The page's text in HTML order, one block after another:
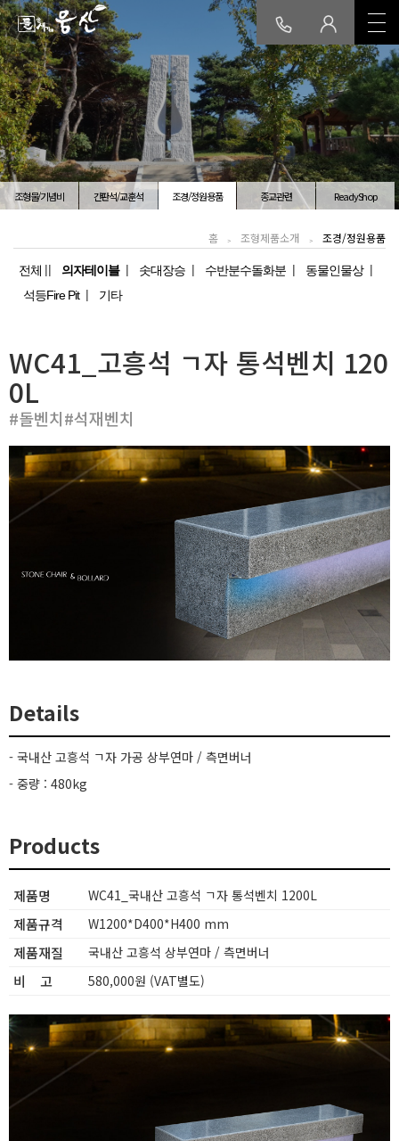
회사소개
인사말 연혁/인증 품질 오시는길
보령공장소개
생산설비 공장전경 오시는길
조형물/기념비 간판석/교훈석 조경/정원용품 종교관련
머릿돌/준공석 교명주/교명판 실명제/관로석
기념식수비
웅산석재쇼핑몰
시공사례
시공갤러리 동영상갤러리
고객지원
카카오톡 이메일상담
조형물/기념비 간판석/교훈석 조경/정원용품 종교관련 ReadyShop
홈 조형제품소개 조경/정원용품
전체 의자테이블 솟대장승 수반분수돌화분
동물인물상
석등Fire Pit
기타
WC41_고흥석 ㄱ자 통석벤치 120
0L
#돌벤치#석재벤치
Details
- 국내산 고흥석 ㄱ자 가공 상부연마 / 측면버너
- 중량 : 480kg
Products
제품명 WC41_국내산 고흥석 ㄱ자 통석벤치 1200L
제품규격 W1200*D400*H400 mm
제품재질 국내산 고흥석 상부연마 / 측면버너
비 고 580,000원 (VAT별도)